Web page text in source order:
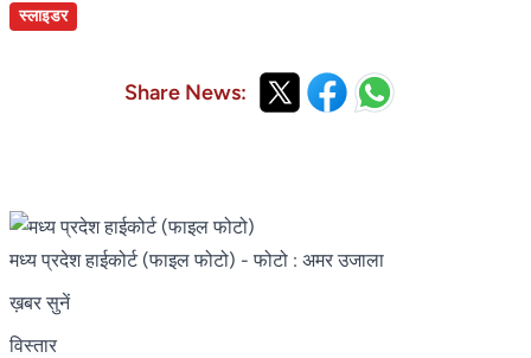
स्लाइडर
Share News:
मध्य प्रदेश हाईकोर्ट (फाइल फोटो) - फोटो : अमर उजाला
ख़बर सुनें
विस्तार